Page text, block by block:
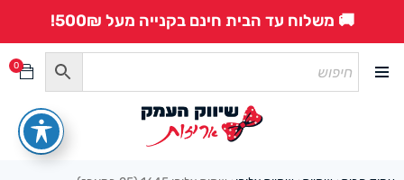
🚚 משלוח עד הבית חינם בקנייה מעל 500₪!
0